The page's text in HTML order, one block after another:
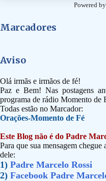
Powered by
Marcadores
Aviso
Olá irmãs e irmãos de fé!
Paz e Bem! Nas postagens
programa de rádio Momento de
Todas estão no Marcador:
Orações-Momento de Fé
Este Blog não é do Padre
Para que sua mensagem chegue
dele:
1) Padre Marcelo Rossi
2) Facebook Padre